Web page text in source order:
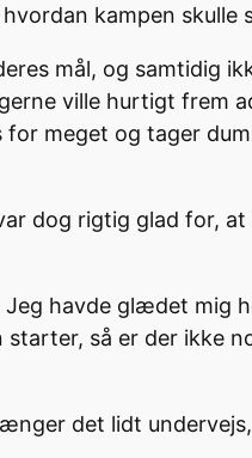
kampen skulle
mål, og samtidig
ville hurtigt frem
meget og tager
dog rigtig glad for,
havde glædet mig
så er der ikke
det lidt